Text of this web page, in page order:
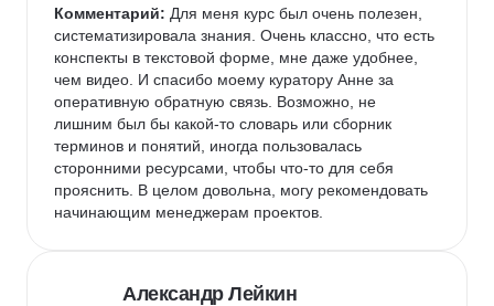
чем об управлении удаленной командой.
Заключение: практической ценности для себя не
выявила. Ожидала знаний по управлению
командой на удаленке, но таких знаний не
получила.
Комментарий: Для меня курс был очень полезен,
систематизировала знания. Очень классно, что есть
конспекты в текстовой форме, мне даже удобнее,
чем видео. И спасибо моему куратору Анне за
оперативную обратную связь. Возможно, не
лишним был бы какой-то словарь или сборник
терминов и понятий, иногда пользовалась
сторонними ресурсами, чтобы что-то для себя
прояснить. В целом довольна, могу рекомендовать
начинающим менеджерам проектов.
Александр Лейкин